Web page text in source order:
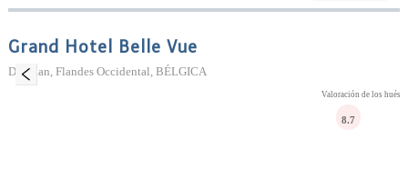
Grand Hotel Belle Vue
De Haan, Flandes Occidental, BÉLGICA
Valoración de los
8.7